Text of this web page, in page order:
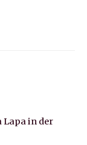
Lapa in der